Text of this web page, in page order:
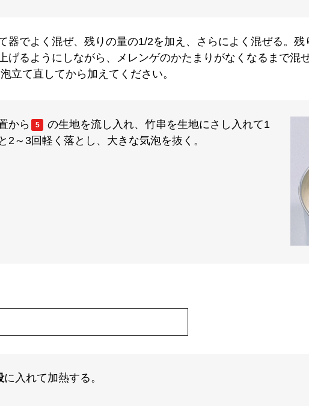
器でよく混ぜ、残りの量の1/2を加え、さらによく混ぜる。
げるようにしながら、メレンゲのかたまりがなくなるまで混ぜ
立て直してから加えてください。
から 5
の生地を流し入れ、竹串を生地にさし入れて1
～3回軽く落とし、大きな気泡を抜く。
に入れて加熱する。